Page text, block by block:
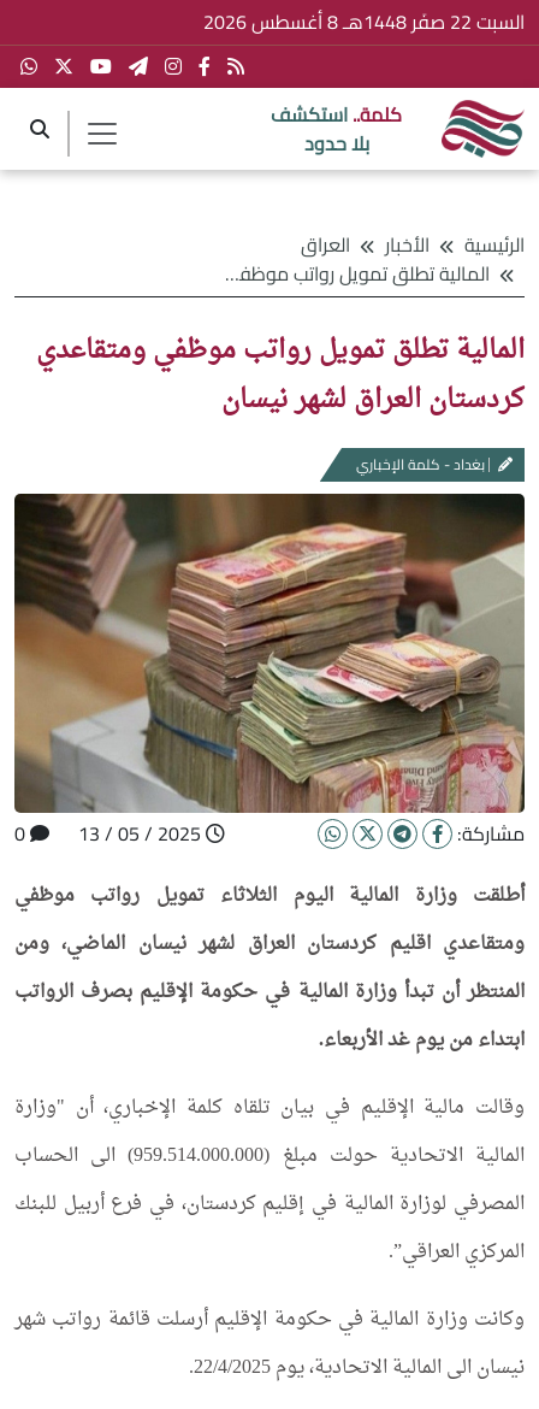
السبت 22 صفَر 1448هـ 8 أغسطس 2026
كلمة..استكشف
بلا حدود
الرئيسية الأخبار
العراق
المالية تطلق تمويل رواتب موظفي ومتقاعدي كردستان العراق لشهر نيسان
المالية تطلق تمويل رواتب موظفي ومتقاعدي
كردستان العراق لشهر نيسان
بغداد - كلمة الإخباري
مشاركة:
أطلقت وزارة المالية اليوم الثلاثاء تمويل رواتب موظفي
ومتقاعدي اقليم كردستان العراق لشهر نيسان الماضي، ومن
المنتظر أن تبدأ وزارة المالية في حكومة الإقليم بصرف الرواتب
ابتداء من يوم غد الأربعاء.
وقالت مالية الإقليم في بيان تلقاه كلمة الإخباري، أن "وزارة
المالية الاتحادية حولت مبلغ (959.514.000.000) الى الحساب
المصرفي لوزارة المالية في إقليم كردستان، في فرع أربيل للبنك
المركزي العراقي”.
وكانت وزارة المالية في حكومة الإقليم أرسلت قائمة رواتب شهر
نيسان الى المالية الاتحادية، يوم 22/4/2025.